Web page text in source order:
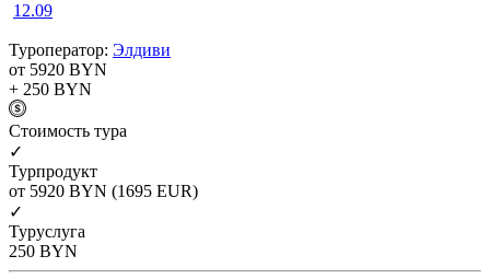
12.09
Туроператор: Элдиви
от 5920 BYN
+ 250 BYN
Cтоимость тура
✓
Турпродукт
от 5920 BYN (1695 EUR)
✓
Туруслуга
250 BYN